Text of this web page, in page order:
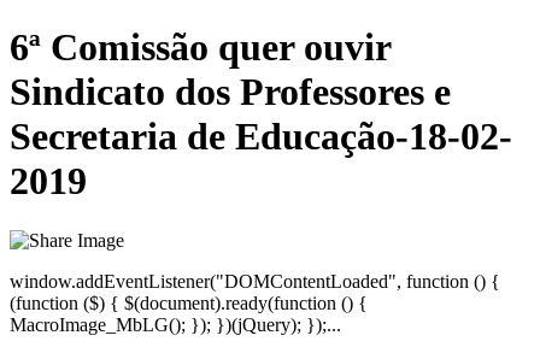
6ª Comissão quer ouvir
Sindicato dos Professores e
Secretaria de Educação-18-02-
2019
window.addEventListener("DOMContentLoaded", function () {
(function ($) { $(document).ready(function () {
MacroImage_MbLG(); }); })(jQuery); });...